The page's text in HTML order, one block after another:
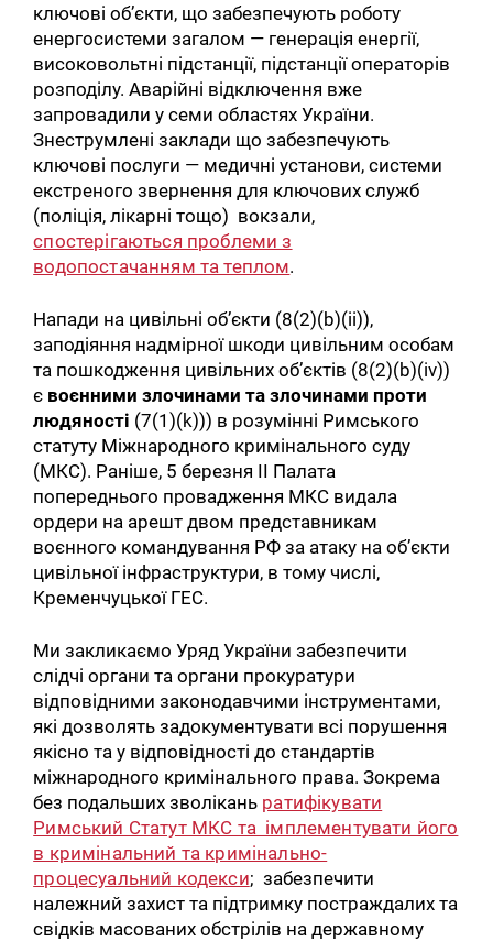
ключові об’єкти, що забезпечують роботу
енергосистеми загалом — генерація енергії,
високовольтні підстанції, підстанції операторів
розподілу. Аварійні відключення вже
запровадили у семи областях України.
Знеструмлені заклади що забезпечують
ключові послуги — медичні установи, системи
екстреного звернення для ключових служб
(поліція, лікарні тощо) вокзали,
спостерігаються проблеми з
водопостачанням та теплом.
Напади на цивільні об’єкти (8(2)(b)(ii)),
заподіяння надмірної шкоди цивільним особам
та пошкодження цивільних об’єктів (8(2)(b)(iv))
є воєнними злочинами та злочинами проти
людяності (7(1)(k))) в розумінні Римського
статуту Міжнародного кримінального суду
(МКС). Раніше, 5 березня II Палата
попереднього провадження МКС видала
ордери на арешт двом представникам
воєнного командування РФ за атаку на об’єкти
цивільної інфраструктури, в тому числі,
Кременчуцької ГЕС.
Ми закликаємо Уряд України забезпечити
слідчі органи та органи прокуратури
відповідними законодавчими інструментами,
які дозволять задокументувати всі порушення
якісно та у відповідності до стандартів
міжнародного кримінального права. Зокрема
без подальших зволікань ратифікувати
Римський Статут МКС та імплементувати його
в кримінальний та кримінально-
процесуальний кодекси; забезпечити
належний захист та підтримку постраждалих та
свідків масованих обстрілів на державному